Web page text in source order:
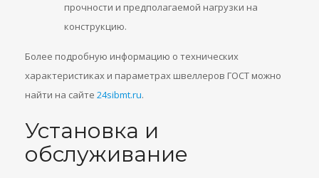
прочности и предполагаемой нагрузки на
конструкцию.
Более подробную информацию о технических
характеристиках и параметрах швеллеров ГОСТ можно
найти на сайте 24sibmt.ru.
Установка и
обслуживание